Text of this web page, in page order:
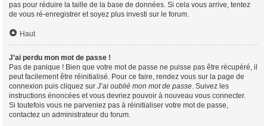
pas pour réduire la taille de la base de données. Si cela vous arrive, tentez
de vous ré-enregistrer et soyez plus investi sur le forum.
Haut
J’ai perdu mon mot de passe !
Pas de panique ! Bien que votre mot de passe ne puisse pas être récupéré, il
peut facilement être réinitialisé. Pour ce faire, rendez vous sur la page de
connexion puis cliquez sur J’ai oublié mon mot de passe. Suivez les
instructions énoncées et vous devriez pouvoir à nouveau vous connecter.
Si toutefois vous ne parveniez pas à réinitialiser votre mot de passe,
contactez un administrateur du forum.